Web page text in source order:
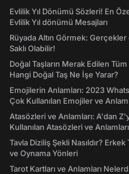
Evlilik Yıl Dönümü Sözleri! En
Evlilik Yıl dönümü Mesajları
Rüyada Altın Görmek:
Saklı Olabilir!
Doğal Taşların Merak Edilen
Hangi Doğal Taş Ne İşe Yarar?
Emojilerin Anlamları: 2023
Çok Kullanılan Emojiler ve
Atasözleri ve Anlamları: A'dan
Kullanılan Atasözleri ve Anlamları
Tavla Diziliş Şekli Nasıldır? Erkek
ve Oynama Yönleri
Tarot Kartları ve Anlamları